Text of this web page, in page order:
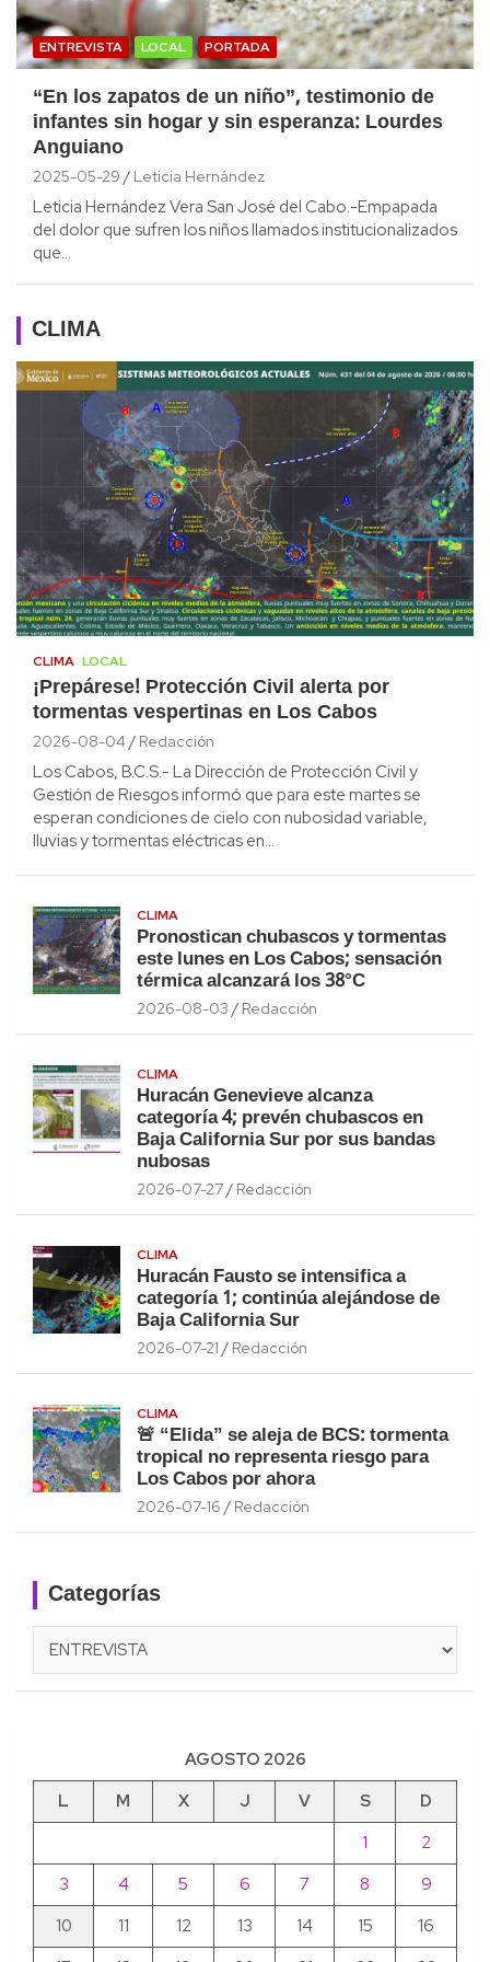
ENTREVISTA LOCAL PORTADA
“En los zapatos de un niño”, testimonio de
infantes sin hogar y sin esperanza: Lourdes
Anguiano
2025-05-29 Leticia Hernández
Leticia Hernández Vera San José del Cabo.-Empapada
del dolor que sufren los niños llamados institucionalizados
que…
CLIMA
CLIMA LOCAL
¡Prepárese! Protección Civil alerta por
tormentas vespertinas en Los Cabos
2026-08-04 Redacción
Los Cabos, B.C.S.- La Dirección de Protección Civil y
Gestión de Riesgos informó que para este martes se
esperan condiciones de cielo con nubosidad variable,
lluvias y tormentas eléctricas en…
CLIMA
Pronostican chubascos y tormentas
este lunes en Los Cabos; sensación
térmica alcanzará los 38°C
2026-08-03 Redacción
CLIMA
Huracán Genevieve alcanza
categoría 4; prevén chubascos en
Baja California Sur por sus bandas
nubosas
2026-07-27 Redacción
CLIMA
Huracán Fausto se intensifica a
categoría 1; continúa alejándose de
Baja California Sur
2026-07-21 Redacción
CLIMA
🚨 “Elida” se aleja de BCS: tormenta
tropical no representa riesgo para
Los Cabos por ahora
2026-07-16 Redacción
Categorías
AGOSTO 2026
L
M X J V S
D
1
2
3
4 5 6 7 8
9
10
11 12 13 14 15
16